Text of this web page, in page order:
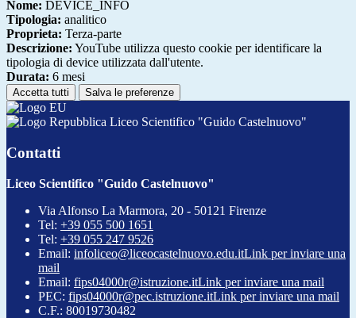
Nome: DEVICE_INFO
Tipologia: analitico
Proprieta: Terza-parte
Descrizione: YouTube utilizza questo cookie per identificare la
tipologia di device utilizzata dall'utente.
Durata: 6 mesi
Accetta tutti Salva le preferenze
Liceo Scientifico "Guido Castelnuovo"
Contatti
Liceo Scientifico "Guido Castelnuovo"
Via Alfonso La Marmora, 20 - 50121 Firenze
Tel: +39 055 500 1651
Tel: +39 055 247 9526
Email: infoliceo@liceocastelnuovo.edu.itLink per inviare una
mail
Email: fips04000r@istruzione.itLink per inviare una mail
PEC: fips04000r@pec.istruzione.itLink per inviare una mail
C.F.: 80019730482